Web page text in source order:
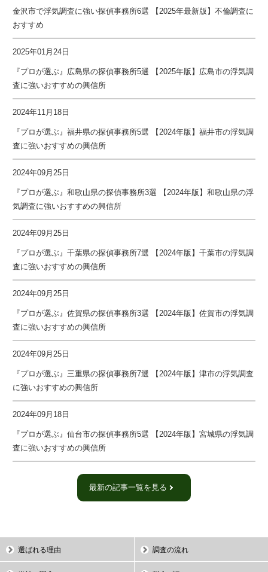
金沢市で浮気調査に強い探偵事務所6選 【2025年最新版】不倫調査に
おすすめ
2025年01月24日
『プロが選ぶ』広島県の探偵事務所5選 【2025年版】広島市の浮気調
査に強いおすすめの興信所
2024年11月18日
『プロが選ぶ』福井県の探偵事務所5選 【2024年版】福井市の浮気調
査に強いおすすめの興信所
2024年09月25日
『プロが選ぶ』和歌山県の探偵事務所3選 【2024年版】和歌山県の浮
気調査に強いおすすめの興信所
2024年09月25日
『プロが選ぶ』千葉県の探偵事務所7選 【2024年版】千葉市の浮気調
査に強いおすすめの興信所
2024年09月25日
『プロが選ぶ』佐賀県の探偵事務所3選 【2024年版】佐賀市の浮気調
査に強いおすすめの興信所
2024年09月25日
『プロが選ぶ』三重県の探偵事務所7選 【2024年版】津市の浮気調査
に強いおすすめの興信所
2024年09月18日
『プロが選ぶ』仙台市の探偵事務所5選 【2024年版】宮城県の浮気調
査に強いおすすめの興信所
最新の記事一覧を見る
選ばれる理由 調査の流れ